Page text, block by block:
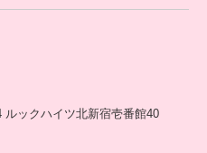
ルックハイツ北新宿壱番館40